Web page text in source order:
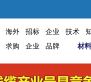
海外 招标 企业 技术
求购 企业 品牌 材料